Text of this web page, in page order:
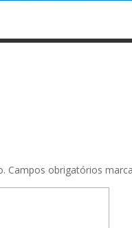
Campos obrigatórios